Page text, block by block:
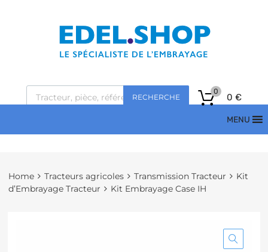
RECHERCHE 0 €
0
MENU
Home Tracteurs agricoles Transmission Tracteur
Kit
d’Embrayage Tracteur
Kit Embrayage Case IH